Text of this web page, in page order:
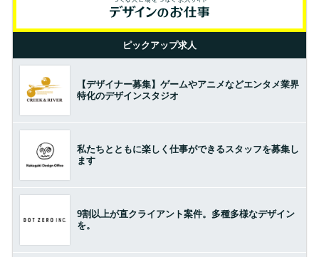
ピックアップ求人
【デザイナー募集】ゲームやアニメなどエンタメ業界
特化のデザインスタジオ
私たちとともに楽しく仕事ができるスタッフを募集し
ます
9割以上が直クライアント案件。多種多様なデザイン
を。